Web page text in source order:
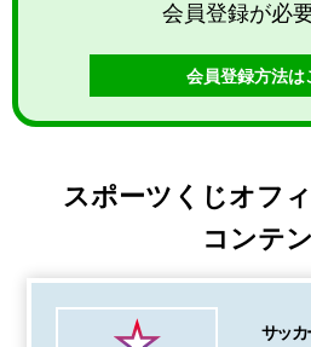
会員登録が必
会員登録方法は
スポーツくじオフ
コンテ
サッカ